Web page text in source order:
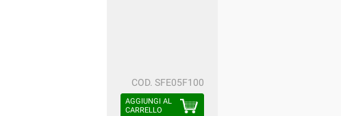
COD. SFE05F100
AGGIUNGI AL
CARRELLO